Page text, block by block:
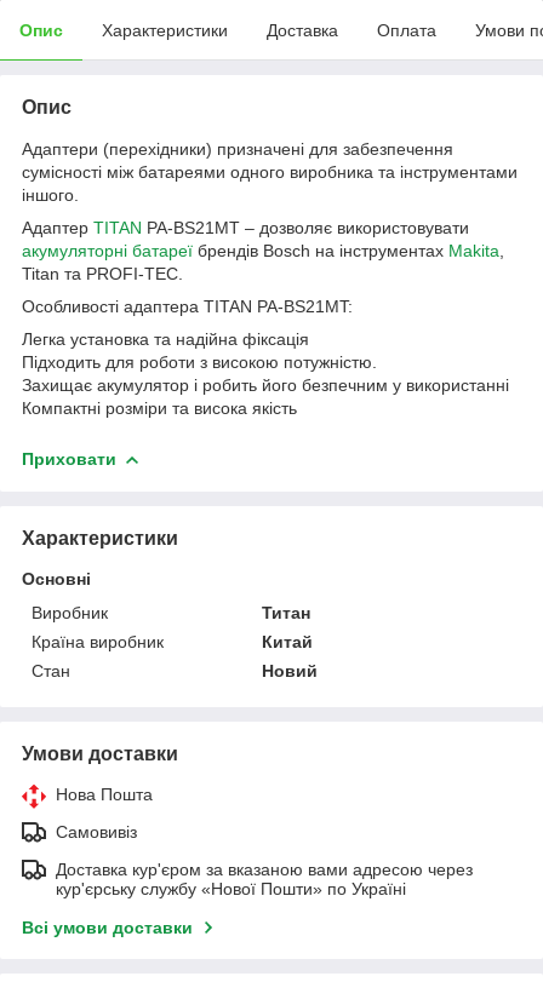
Опис Характеристики Доставка Оплата Умови
Опис
Адаптери (перехідники) призначені для забезпечення
сумісності між батареями одного виробника та інструментами
іншого.
Адаптер TITAN PA-BS21MT – дозволяє використовувати
акумуляторні батареї брендів Bosch на інструментах Makita
Titan та PROFI-TEC.
Особливості адаптера TITAN PA-BS21MT:
Легка установка та надійна фіксація
Підходить для роботи з високою потужністю.
Захищає акумулятор і робить його безпечним у використанні
Компактні розміри та висока якість
Приховати
Характеристики
Основні
Виробник
Титан
Країна виробник
Китай
Стан
Новий
Умови доставки
Нова Пошта
Самовивіз
Доставка кур'єром за вказаною вами адресою через
кур'єрську службу «Нової Пошти» по Україні
Всі умови доставки